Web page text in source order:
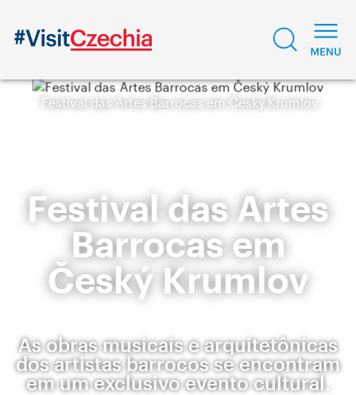
Festival das Artes Barrocas em Český Krumlov
Festival das Artes
Barrocas em
Český Krumlov
As obras musicais e arquitetônicas
dos artistas barrocos se encontram
em um exclusivo evento cultural.